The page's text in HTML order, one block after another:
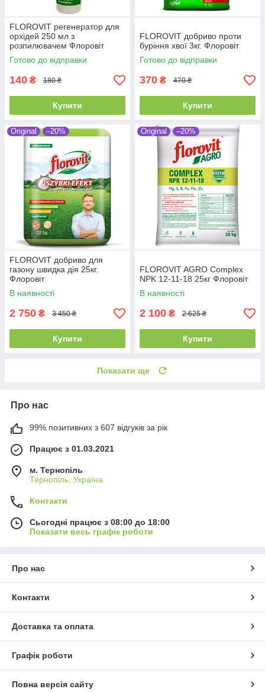
FLOROVIT регенератор для
орхідей 250 мл з
розпилювачем Флоровіт
Готово до відправки
140 ₴ 180 ₴
Купити
FLOROVIT добриво проти
буріння хвої 3кг. Флоровіт
Готово до відправки
370 ₴ 470 ₴
Купити
Original –20%
FLOROVIT добриво для
газону швидка дія 25кг.
Флоровіт
В наявності
2 750 ₴ 3 450 ₴
Купити
Original –20%
FLOROVIT AGRO Complex
NPK 12-11-18 25кг Флоровіт
В наявності
2 100 ₴ 2 625 ₴
Купити
Показати ще
Про нас
99% позитивних з 607 відгуків за рік
Працює з 01.03.2021
м. Тернопіль
Тернопіль, Україна
Контакти
Сьогодні працює з 08:00 до 18:00
Показати весь графік роботи
Про нас
Контакти
Доставка та оплата
Графік роботи
Повна версія сайту